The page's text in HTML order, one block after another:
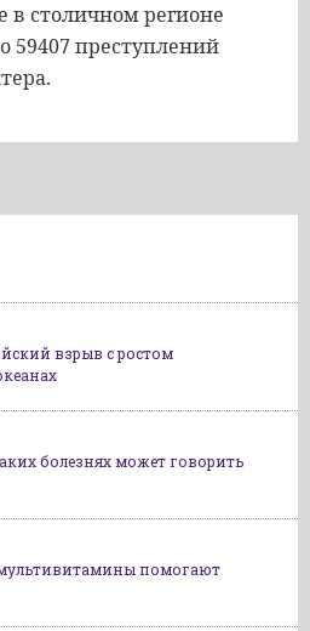
в столичном регионе
59407 преступлений
взрыв с ростом
болезнях может говорить
помогают